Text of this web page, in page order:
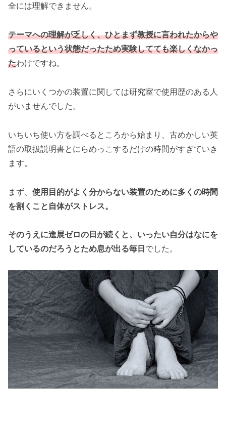
全には理解できません。
テーマへの理解が乏しく、ひとまず教授に言われたからや
っているという状態だったため実験してても楽しくなかっ
たわけですね。
さらにいくつかの装置に関しては研究室で使用歴のある人
がいませんでした。
いちいち使い方を調べるところから始まり、古めかしい英
語の取扱説明書とにらめっこするだけの時間がすぎていき
ます。
まず、 使用目的がよく分からない装置のために多くの時間
を割くこと自体がストレス。
そのうえに進展ゼロの日が続くと、いったい自分はなにを
しているのだろうとため息が出る毎日でした。